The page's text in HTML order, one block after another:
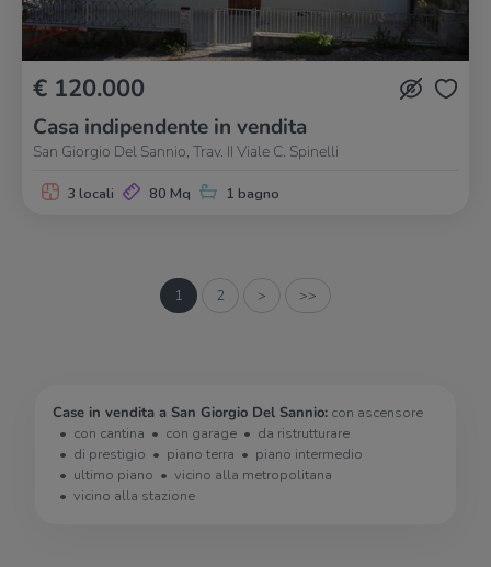
€ 120.000
Casa indipendente in vendita
San Giorgio Del Sannio, Trav. II Viale C. Spinelli
3 locali 80 Mq 1 bagno
1 2 > >>
Case in vendita a San Giorgio Del Sannio: con ascensore
con cantina
con garage
da ristrutturare
di prestigio
piano terra
piano intermedio
ultimo piano
vicino alla metropolitana
vicino alla stazione